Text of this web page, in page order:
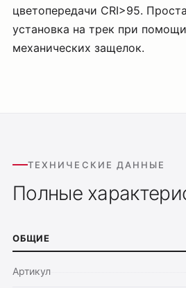
цветопередачи CRI>95.
установка на трек при
механических защелок.
ТЕХНИЧЕСКИЕ ДАННЫЕ
Полные
ОБЩИЕ
Артикул